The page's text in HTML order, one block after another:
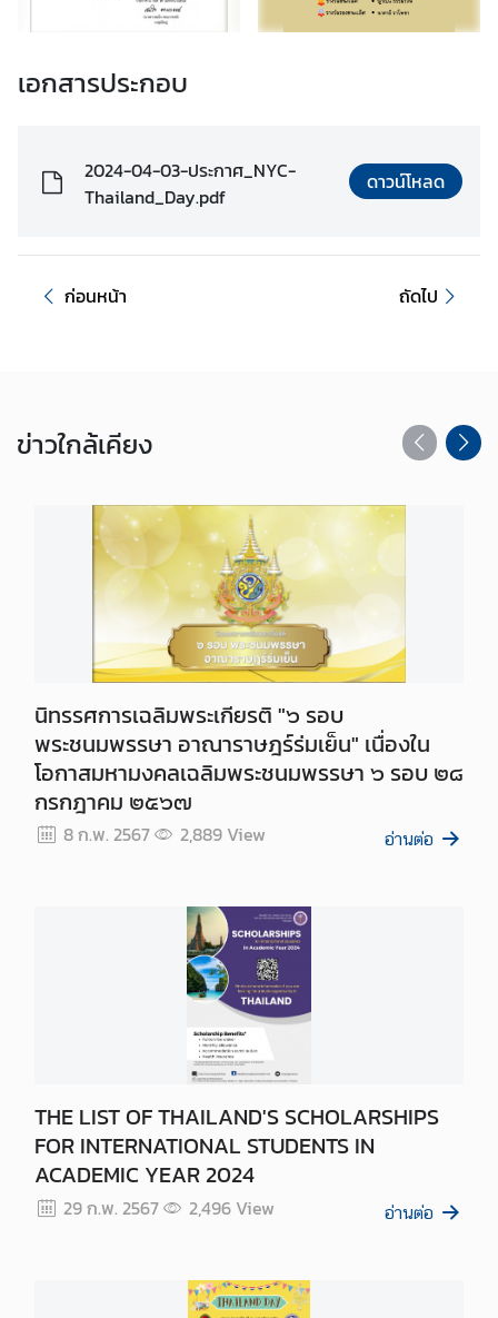
ด
เ
ร
เอกสารประกอบ
2024-04-03-ประกาศ_NYC-
Thailand_Day.pdf
ดาวน์โหลด
ก่อนหน้า ถัดไป
ข่าวใกล้เคียง
นิทรรศการเฉลิมพระเกียรติ "๖ รอบ
พระชนมพรรษา อาณาราษฎร์ร่มเย็น" เนื่องใน
โอกาสมหามงคลเฉลิมพระชนมพรรษา ๖ รอบ ๒๘
กรกฎาคม ๒๕๖๗
8 ก.พ. 2567 2,889View อ่านต่อ
THE LIST OF THAILAND'S SCHOLARSHIPS
FOR INTERNATIONAL STUDENTS IN
ACADEMIC YEAR 2024
29 ก.พ. 2567 2,496View อ่านต่อ